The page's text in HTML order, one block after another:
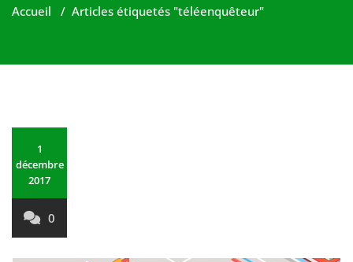
Accueil / Articles étiquetés "téléenquêteur"
1
décembre
2017
0